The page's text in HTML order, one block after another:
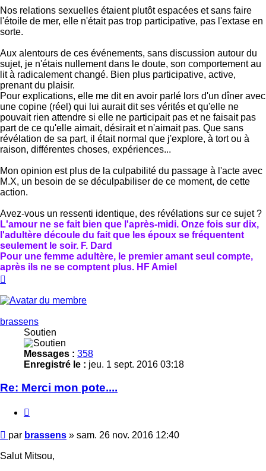
Nos relations sexuelles étaient plutôt espacées et sans faire
l'étoile de mer, elle n'était pas trop participative, pas l'extase en
sorte.
Aux alentours de ces événements, sans discussion autour du
sujet, je n'étais nullement dans le doute, son comportement au
lit à radicalement changé. Bien plus participative, active,
prenant du plaisir.
Pour explications, elle me dit en avoir parlé lors d'un dîner avec
une copine (réel) qui lui aurait dit ses vérités et qu'elle ne
pouvait rien attendre si elle ne participait pas et ne faisait pas
part de ce qu'elle aimait, désirait et n'aimait pas. Que sans
révélation de sa part, il était normal que j'explore, à tort ou à
raison, différentes choses, expériences...
Mon opinion est plus de la culpabilité du passage à l'acte avec
M.X, un besoin de se déculpabiliser de ce moment, de cette
action.
Avez-vous un ressenti identique, des révélations sur ce sujet ?
L'amour ne se fait bien que l'après-midi. Onze fois sur dix,
l'adultère découle du fait que les époux se fréquentent
seulement le soir. F. Dard
Pour une femme adultère, le premier amant seul compte,
après ils ne se comptent plus. HF Amiel
brassens
Soutien
Messages : 358
Enregistré le : jeu. 1 sept. 2016 03:18
Re: Merci mon pote....
Message
par brassens » sam. 26 nov. 2016 12:40
Salut Mitsou,